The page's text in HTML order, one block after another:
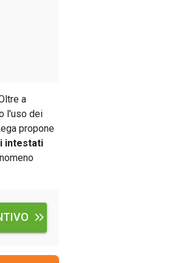
a
l'uso dei
propone
intestati